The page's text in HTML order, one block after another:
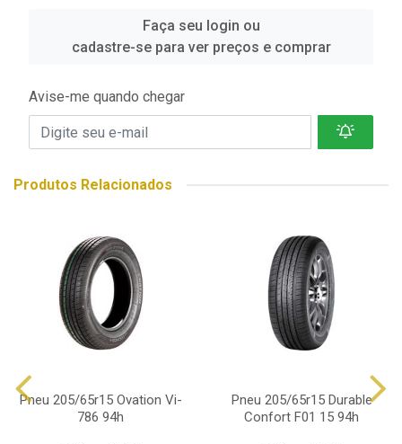
Faça seu login ou
cadastre-se para ver preços e comprar
Avise-me quando chegar
Produtos Relacionados
Pneu 205/65r15 Ovation Vi-
786 94h
Pneu 205/65r15 Durable
Confort F01 15 94h